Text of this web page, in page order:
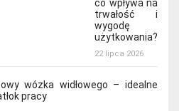
co wpływa na
trwałość i
wygodę
użytkowania?
22 lipca 2026
wózka widłowego – idealne
pracy